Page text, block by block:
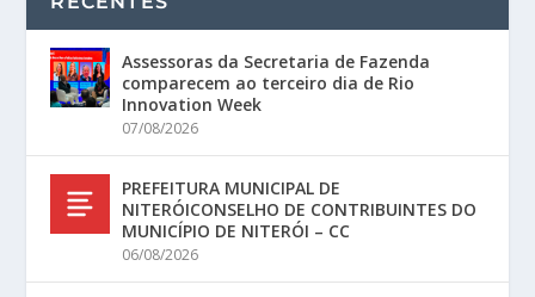
Assessoras da Secretaria de Fazenda
comparecem ao terceiro dia de Rio
Innovation Week
07/08/2026
PREFEITURA MUNICIPAL DE
NITERÓICONSELHO DE CONTRIBUINTES DO
MUNICÍPIO DE NITERÓI – CC
06/08/2026